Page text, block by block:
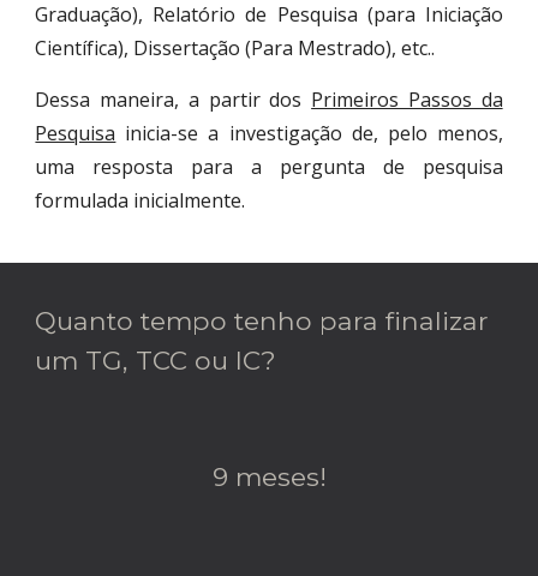
Graduação), Relatório de Pesquisa (para Iniciação
Científica), Dissertação (Para Mestrado), etc..
Dessa maneira, a partir dos Primeiros Passos da
Pesquisa inicia-se a investigação de, pelo menos,
uma resposta para a pergunta de pesquisa
formulada inicialmente.
Quanto tempo tenho para finalizar
um TG, TCC ou IC?
9 meses!